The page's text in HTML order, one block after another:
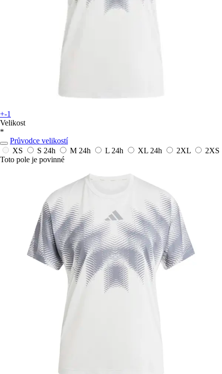
+-1
Velikost
*
Průvodce velikostí
XS
S 24h M 24h L 24h XL 24h 2XL
2XS
Toto pole je povinné